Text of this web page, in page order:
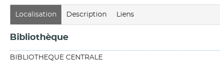
Localisation Description Liens
Bibliothèque
BIBLIOTHEQUE CENTRALE